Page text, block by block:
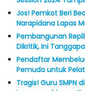
Jos! Pemkot Beri
Narapidana Lapas
Pembangunan
Dikritik, Ini
Pendaftar
Pemuda untuk
Tragis! Guru SMPN